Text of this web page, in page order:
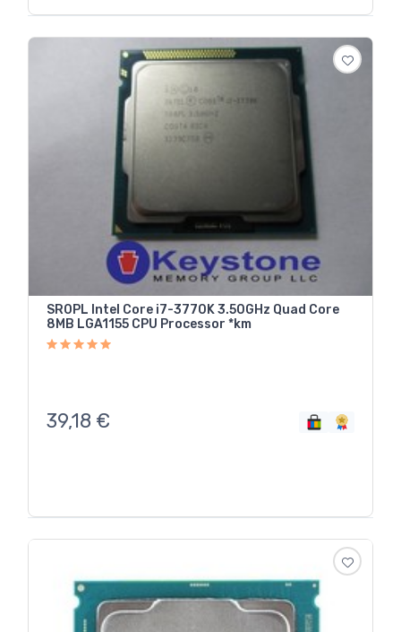
SR0PL Intel Core i7-3770K 3.50GHz Quad Core
8MB LGA1155 CPU Processor *km
39,18 €